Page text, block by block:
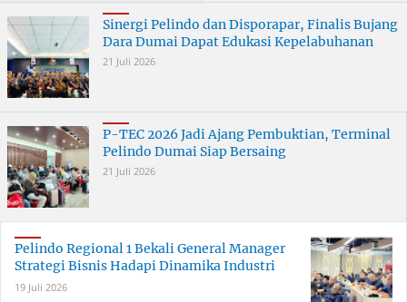
Terungkap
Sinergi Pelindo dan Disporapar, Finalis Bujang
Dara Dumai Dapat Edukasi Kepelabuhanan
21 Juli 2026
P-TEC 2026 Jadi Ajang Pembuktian, Terminal
Pelindo Dumai Siap Bersaing
21 Juli 2026
Pelindo Regional 1 Bekali General Manager
Strategi Bisnis Hadapi Dinamika Industri
19 Juli 2026